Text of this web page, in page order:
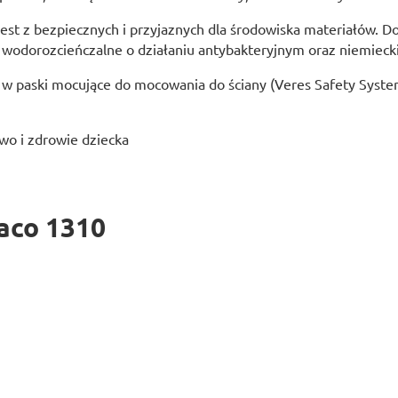
z bezpiecznych i przyjaznych dla środowiska materiałów.
o działaniu antybakteryjnym oraz
paski mocujące do mocowania do ściany (Veres Safety
i zdrowie dziecka
1310